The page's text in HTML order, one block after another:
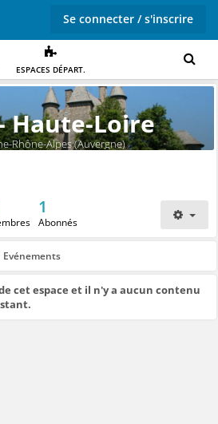
Se connecter / s'inscrire
ESPACES DÉPART.
Haute-Loire
Rhône-Alpes (Auvergne)
1
Abonnés
Evénements
cet espace et il n'y a aucun contenu